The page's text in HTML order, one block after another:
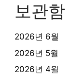
보관함
2026년 6월
2026년 5월
2026년 4월